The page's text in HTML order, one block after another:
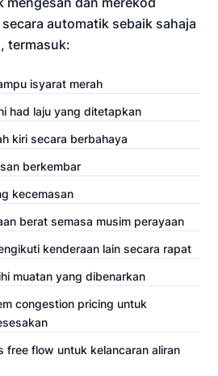
automatik sebaik sahaja
termasuk:
isyarat merah
had laju yang ditetapkan
kiri secara berbahaya
berkembar
kecemasan
berat semasa musim perayaan
kenderaan lain secara rapat
muatan yang dibenarkan
congestion pricing untuk
free flow untuk kelancaran aliran